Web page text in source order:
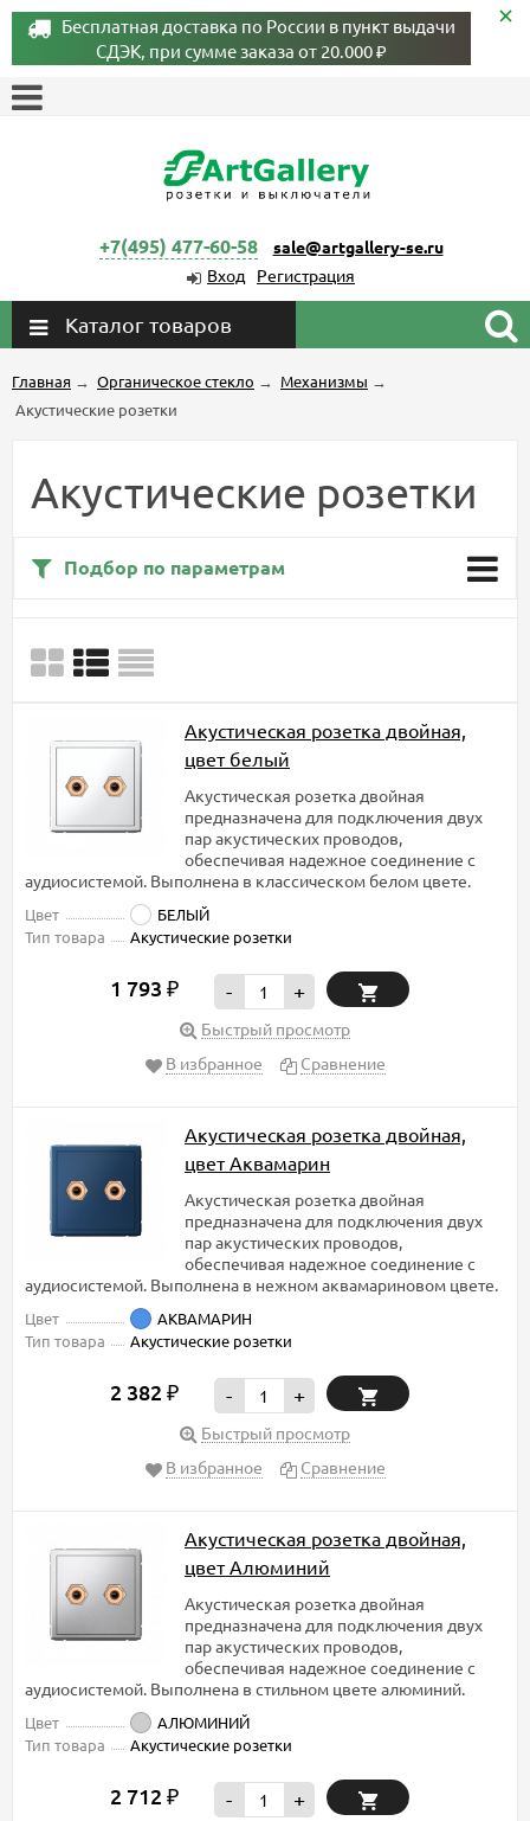
Бесплатная доставка по России в пункт выдачи
СДЭК, при сумме заказа от 20.000 ₽
+7(495) 477-60-58
sale@artgallery-se.ru
Вход
Регистрация
Каталог товаров
Главная → Органическое стекло → Механизмы →
Акустические розетки
Акустические розетки
Подбор по параметрам
Акустическая розетка двойная,
цвет белый
Акустическая розетка двойная
предназначена для подключения двух
пар акустических проводов,
обеспечивая надежное соединение с
аудиосистемой. Выполнена в классическом белом цвете.
Цвет
БЕЛЫЙ
Тип товара
Акустические розетки
1 793 ₽ - +
Быстрый просмотр
В избранное
Сравнение
Акустическая розетка двойная,
цвет Аквамарин
Акустическая розетка двойная
предназначена для подключения двух
пар акустических проводов,
обеспечивая надежное соединение с
аудиосистемой. Выполнена в нежном аквамариновом цвете.
Цвет
АКВАМАРИН
Тип товара
Акустические розетки
2 382 ₽ - +
Быстрый просмотр
В избранное
Сравнение
Акустическая розетка двойная,
цвет Алюминий
Акустическая розетка двойная
предназначена для подключения двух
пар акустических проводов,
обеспечивая надежное соединение с
аудиосистемой. Выполнена в стильном цвете алюминий.
Цвет
АЛЮМИНИЙ
Тип товара
Акустические розетки
2 712 ₽ - +